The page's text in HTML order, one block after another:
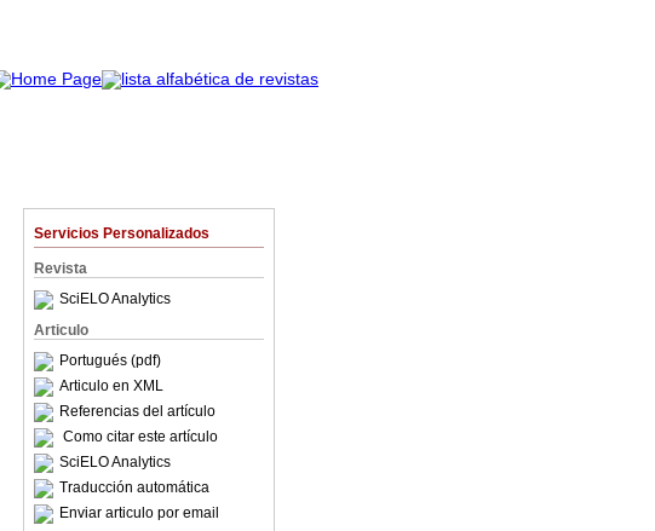
Servicios Personalizados
Revista
SciELO Analytics
Articulo
Portugués (pdf)
Articulo en XML
Referencias del artículo
Como citar este artículo
SciELO Analytics
Traducción automática
Enviar articulo por email